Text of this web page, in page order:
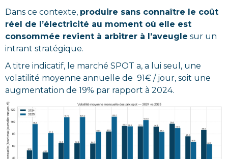
Dans ce contexte, produire sans connaître le coût
réel de l’électricité au moment où elle est
consommée revient à arbitrer à l’aveugle sur un
intrant stratégique.
A titre indicatif, le marché SPOT a, a lui seul, une
volatilité moyenne annuelle de 91€ / jour, soit une
augmentation de 19% par rapport à 2024.